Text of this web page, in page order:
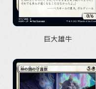
巨大雄牛